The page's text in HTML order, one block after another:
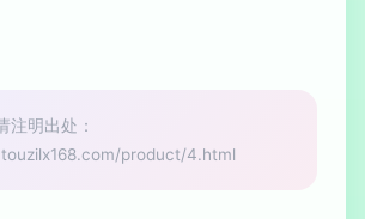
注明出处：
product/4.html